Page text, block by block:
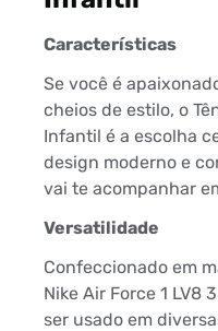
Características
Se você é
cheios de estilo, o
Infantil é a escolha
design moderno e
vai te acompanhar
Versatilidade
Confeccionado em
Nike Air Force 1 LV8
ser usado em